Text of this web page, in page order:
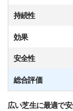
持続性
効果
安全性
総合評価
広い芝生に最適で安